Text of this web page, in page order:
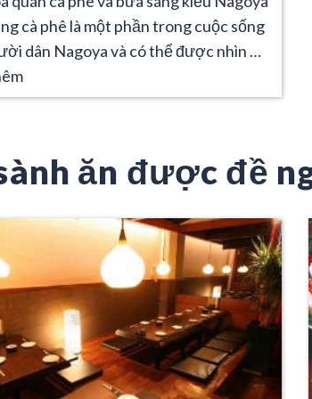
cà phê là một phần trong cuộc sống
dân Nagoya và có thể được nhìn …
ăn được đề